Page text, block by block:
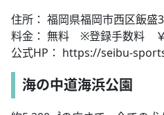
住所： 福岡県福岡市西区飯盛
料金： 無料 ※登録手数料
公式HP： https://seibu-
海の中道海浜公園